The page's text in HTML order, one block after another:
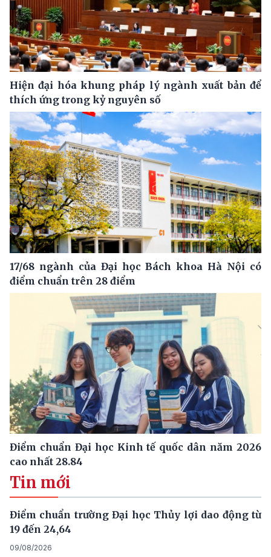
Hiện đại hóa khung pháp lý ngành xuất bản để
thích ứng trong kỷ nguyên số
17/68 ngành của Đại học Bách khoa Hà Nội có
điểm chuẩn trên 28 điểm
Điểm chuẩn Đại học Kinh tế quốc dân năm 2026
cao nhất 28.84
Tin mới
Điểm chuẩn trường Đại học Thủy lợi dao động từ
19 đến 24,64
09/08/2026